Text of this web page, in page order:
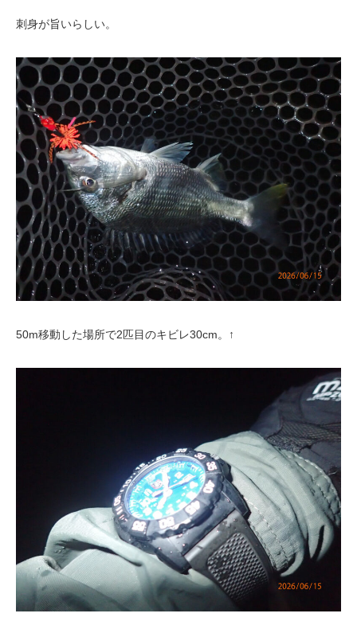
刺身が旨いらしい。
50m移動した場所で2匹目のキビレ30cm。↑